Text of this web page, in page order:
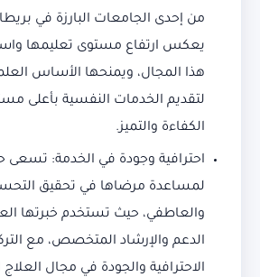
من إحدى الجامعات البارزة في
يعكس ارتفاع مستوى تعليمها
هذا المجال، ويمنحها الأساس
لتقديم الخدمات النفسية بأعلى
الكفاءة والتميز.
احترافية وجودة في الخدمة: تسعى
لمساعدة مرضاها في تحقيق
والعاطفي، حيث تستخدم خبرتها
الدعم والإرشاد المتخصص، مع
الاحترافية والجودة في مجال